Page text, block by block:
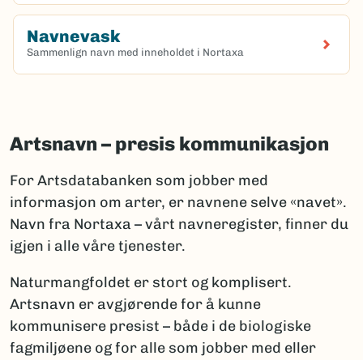
Navnevask
Sammenlign navn med inneholdet i Nortaxa
Artsnavn – presis kommunikasjon
For Artsdatabanken som jobber med
informasjon om arter, er navnene selve «navet».
Navn fra Nortaxa – vårt navneregister, finner du
igjen i alle våre tjenester.
Naturmangfoldet er stort og komplisert.
Artsnavn er avgjørende for å kunne
kommunisere presist – både i de biologiske
fagmiljøene og for alle som jobber med eller